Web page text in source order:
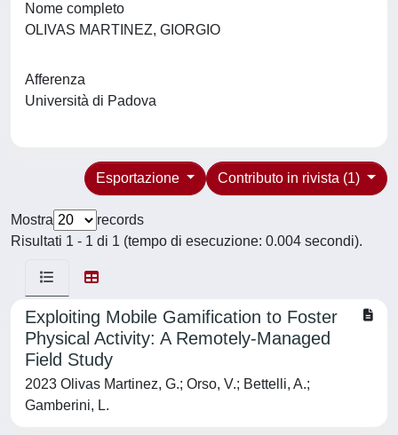
Nome completo
OLIVAS MARTINEZ, GIORGIO
Afferenza
Università di Padova
Contributo in rivista (1)
Esportazione
Mostra
records
Risultati 1 - 1 di 1 (tempo di esecuzione: 0.004 secondi).
Exploiting Mobile Gamification to Foster
Physical Activity: A Remotely-Managed
Field Study
2023 Olivas Martinez, G.; Orso, V.; Bettelli, A.;
Gamberini, L.